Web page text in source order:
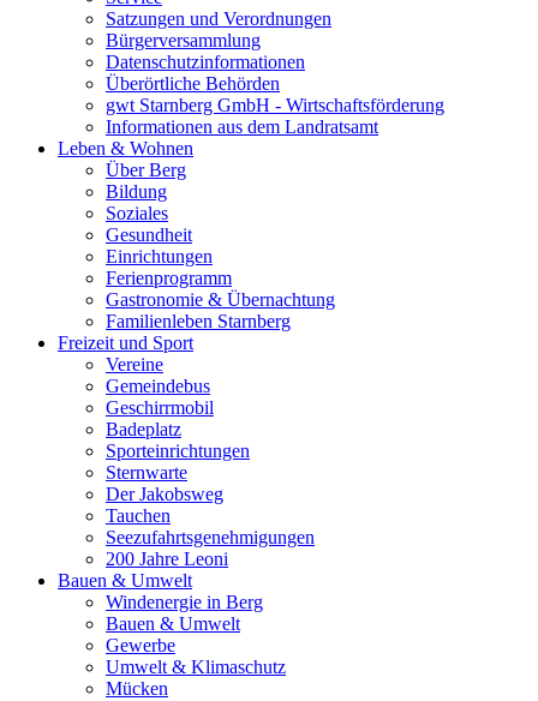
Satzungen und Verordnungen
Bürgerversammlung
Datenschutzinformationen
Überörtliche Behörden
gwt Starnberg GmbH - Wirtschaftsförderung
Informationen aus dem Landratsamt
Leben & Wohnen
Über Berg
Bildung
Soziales
Gesundheit
Einrichtungen
Ferienprogramm
Gastronomie & Übernachtung
Familienleben Starnberg
Freizeit und Sport
Vereine
Gemeindebus
Geschirrmobil
Badeplatz
Sporteinrichtungen
Sternwarte
Der Jakobsweg
Tauchen
Seezufahrtsgenehmigungen
200 Jahre Leoni
Bauen & Umwelt
Windenergie in Berg
Bauen & Umwelt
Gewerbe
Umwelt & Klimaschutz
Mücken